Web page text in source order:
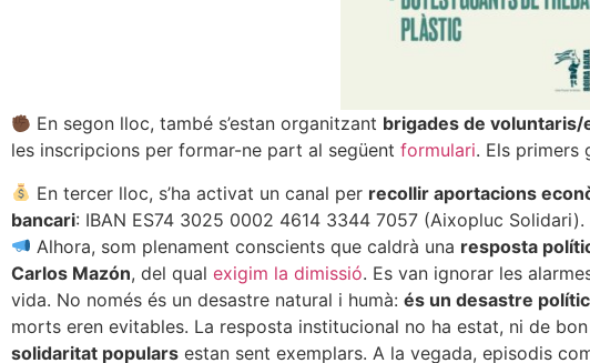
En segon lloc, també s’estan organitzant brigades de voluntaris/
les inscripcions per formar-ne part al següent formulari. Els primers
En tercer lloc, s’ha activat un canal per recollir aportacions
bancari: IBAN ES74 3025 0002 4614 3344 7057 (Aixopluc Solidari).
Alhora, som plenament conscients que caldrà una resposta
Carlos Mazón, del qual exigim la dimissió. Es van ignorar les
vida. No només és un desastre natural i humà: és un desastre
morts eren evitables. La resposta institucional no ha estat, ni de
solidaritat populars estan sent exemplars. A la vegada, episodis